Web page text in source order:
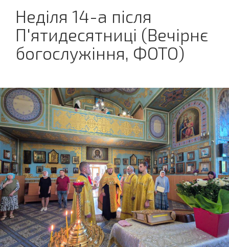
Неділя 14-а після
П'ятидесятниці (Вечірнє
богослужіння, ФОТО)